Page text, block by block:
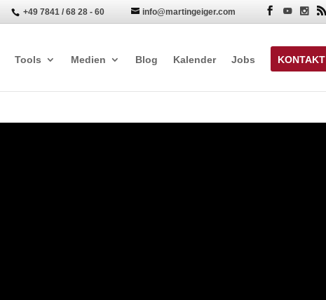
+49 7841 / 68 28 - 60 info@martingeiger.com  
Tools Medien Blog Kalender Jobs KONTAKT